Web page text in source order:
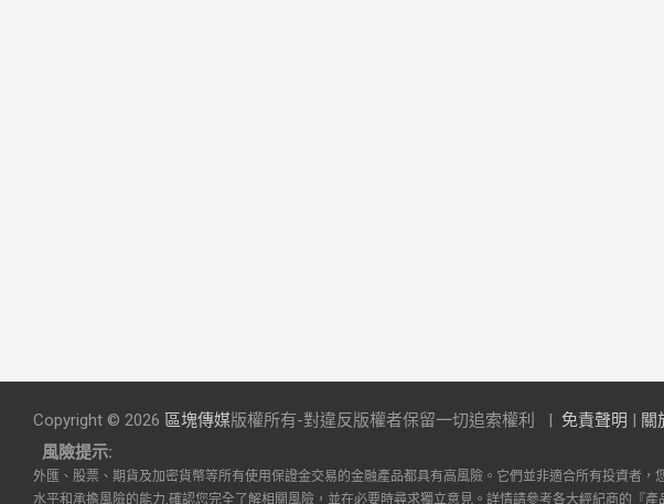
Copyright © 2026 區塊傳媒版權所有-對違反版權者保留一切追索權利 免責聲明 | 關
風險提示:
外匯、股票、期貨及加密貨幣等所有使用保證金交易的金融產品都具有高風險。它們並非適合所有投資者
水平和承擔風險的能力,確認您完全了解相關風險，並在必要時尋求獨立意見。詳情請參考各大經紀商的『